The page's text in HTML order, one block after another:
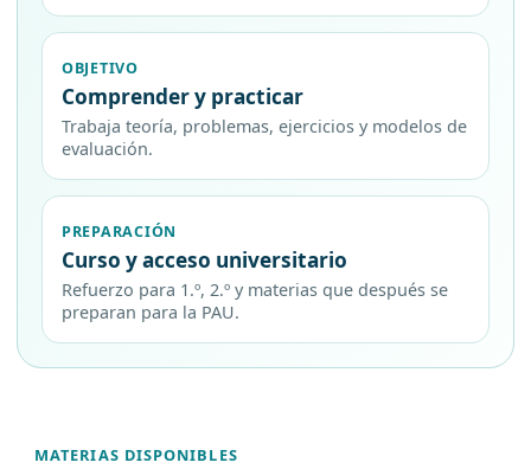
OBJETIVO
Comprender y practicar
Trabaja teoría, problemas, ejercicios y modelos de
evaluación.
PREPARACIÓN
Curso y acceso universitario
Refuerzo para 1.º, 2.º y materias que después se
preparan para la PAU.
MATERIAS DISPONIBLES